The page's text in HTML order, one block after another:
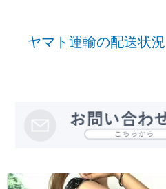
ヤマト運輸の配送状